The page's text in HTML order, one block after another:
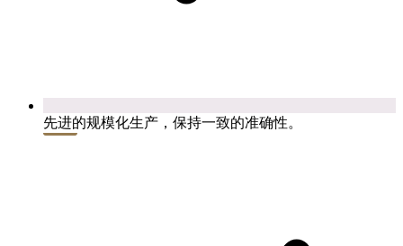
先进的规模化生产，保持一致的准确性。